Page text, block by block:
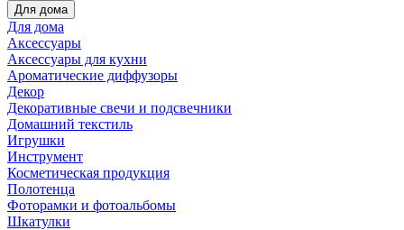
Для дома
Для дома
Аксессуары
Аксессуары для кухни
Ароматические диффузоры
Декор
Декоративные свечи и подсвечники
Домашний текстиль
Игрушки
Инструмент
Косметическая продукция
Полотенца
Фоторамки и фотоальбомы
Шкатулки